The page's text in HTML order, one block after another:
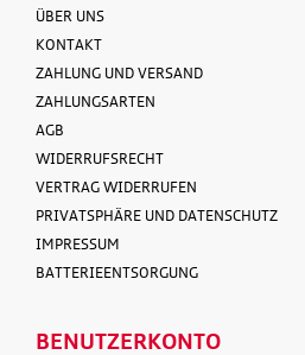
ÜBER UNS
KONTAKT
ZAHLUNG UND VERSAND
ZAHLUNGSARTEN
AGB
WIDERRUFSRECHT
VERTRAG WIDERRUFEN
PRIVATSPHÄRE UND DATENSCHUTZ
IMPRESSUM
BATTERIEENTSORGUNG
BENUTZERKONTO